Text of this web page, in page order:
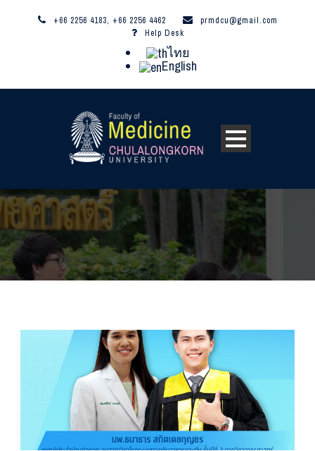
+66 2256 4183, +66 2256 4462
prmdcu@gmail.com
Help Desk
ไทย
English